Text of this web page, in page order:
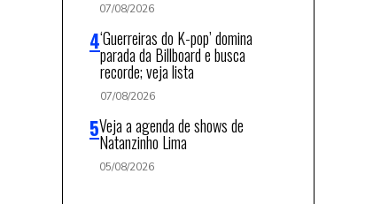
07/08/2026
‘Guerreiras do K-pop’ domina
parada da Billboard e busca
recorde; veja lista
07/08/2026
Veja a agenda de shows de
Natanzinho Lima
05/08/2026